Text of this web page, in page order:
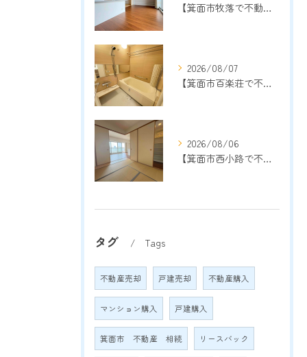
【箕面市牧落で不動産売却をご検討中の方へ】地域密着13年以上の売却専門店が成功のポイントを解説
2026/08/07
【箕面市百楽荘で不動産売却をご検討中の方へ】地域密着13年以上の売却専門店が成功のポイントを解説
2026/08/06
【箕面市西小路で不動産売却をご検討中の方へ】地域密着13年以上の売却専門店が成功のポイントを解説
タグ Tags
不動産売却 戸建売却 不動産購入
マンション購入 戸建購入
箕面市 不動産 相続 リースバック